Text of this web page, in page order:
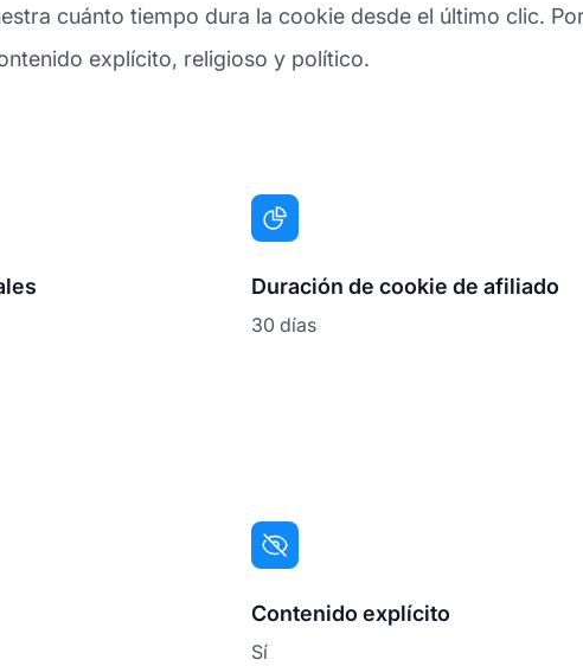
cuánto tiempo dura la cookie desde el último clic.
explícito, religioso y político.
Duración de cookie de afiliado
30 días
Contenido explícito
Sí